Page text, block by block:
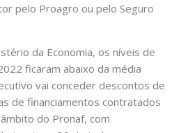
pelo Proagro ou pelo Seguro
da Economia, os níveis de
ficaram abaixo da média
vai conceder descontos de
de financiamentos contratados
do Pronaf, com